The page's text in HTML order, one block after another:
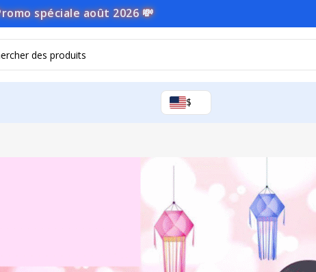
$
spéciale août 2026 💸